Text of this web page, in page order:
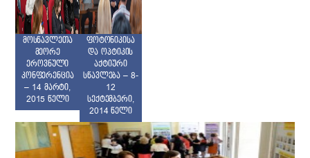
მოსწავლეთა
მეორე
ეროვნული
კონფერენცია
– 14 მარტი,
2015 წელი
ფოტონიკისა
და ოპტიკის
აქტიური
სწავლება – 8-
12
სექტემბერი,
2014 წელი